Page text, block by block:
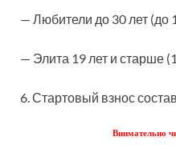
— Любители до 30 лет (до
— Элита 19 лет и старше
6. Стартовый взнос
Внимательно